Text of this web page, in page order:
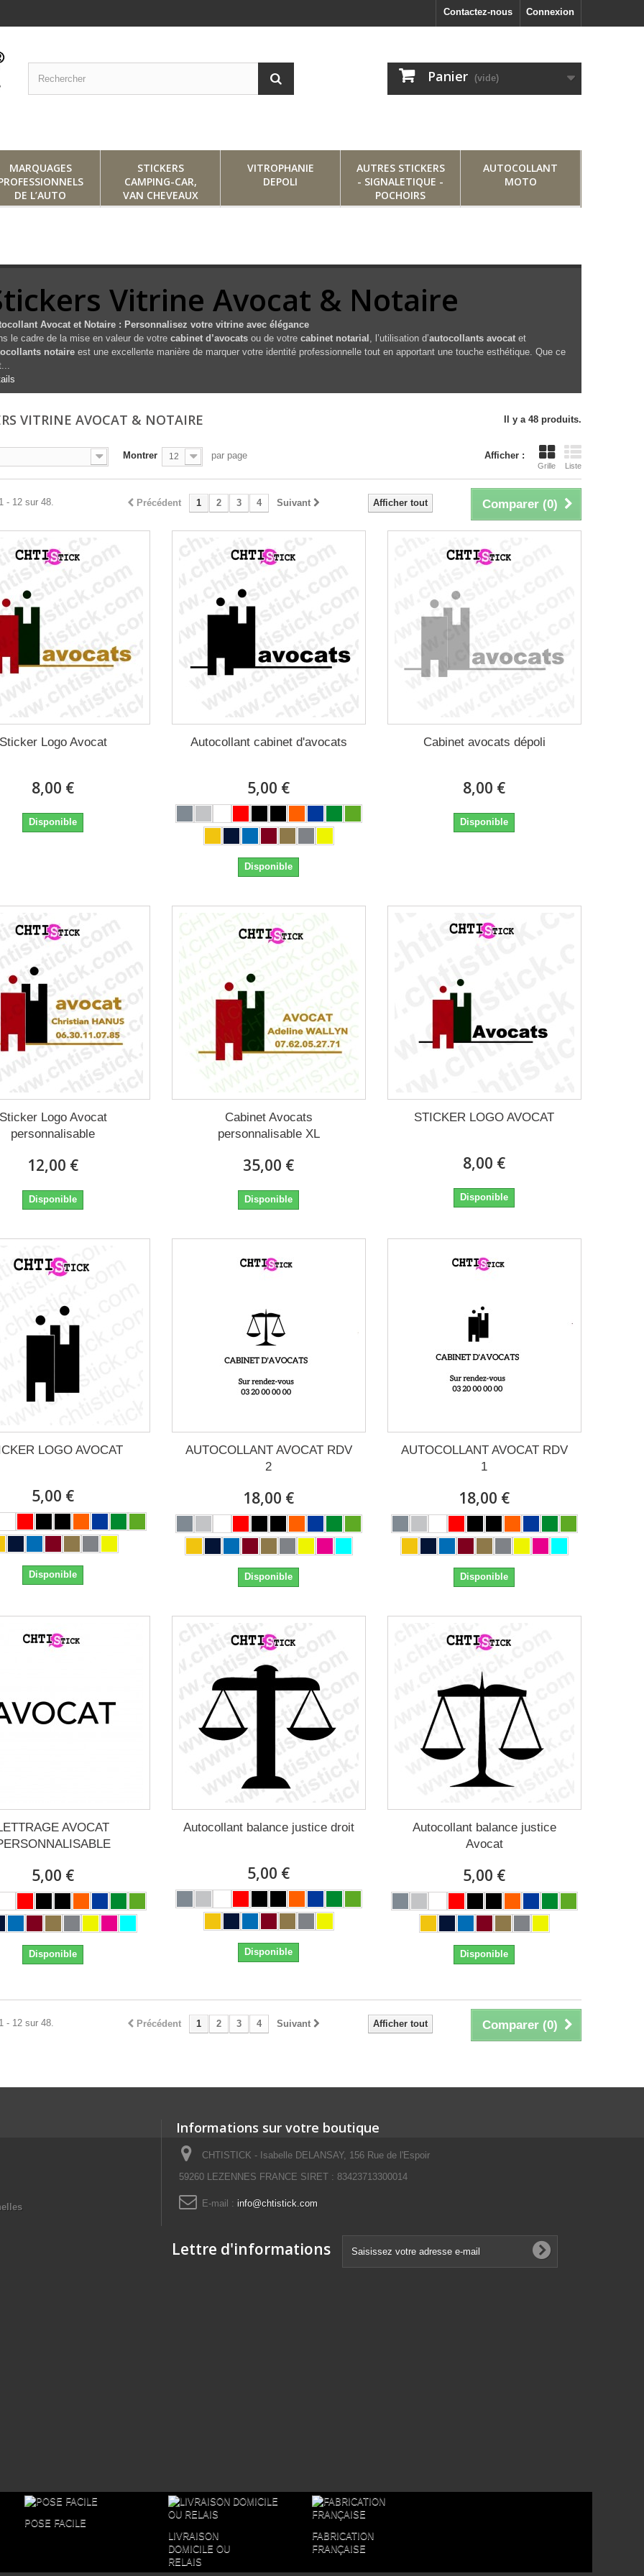
Connexion
Contactez-nous
Panier (vide)
MARQUAGES
DE L’AUTO
STICKERS
CAMPING-CAR,
VAN CHEVEAUX
VITROPHANIE
DEPOLI
AUTRES STICKERS
- SIGNALETIQUE -
POCHOIRS
AUTOCOLLANT
MOTO
Vitrine Avocat & Notaire
Avocat et Notaire : Personnalisez votre vitrine avec élégance
le cadre de la mise en valeur de votre cabinet d’avocats ou de votre cabinet notarial , l’utilisation d’autocollants avocat et
notaire est une excellente manière de marquer votre identité professionnelle tout en apportant une touche esthétique. Que ce
VITRINE AVOCAT & NOTAIRE Il y a 48 produits.
Afficher :
Grille Liste
Montrer 12 par page
Comparer (0)
Afficher tout
Précédent 1 2 3 4 Suivant
- 12 sur 48.
Logo Avocat
8,00 €
Disponible
Autocollant cabinet d'avocats
5,00 €
Disponible
Cabinet avocats dépoli
8,00 €
Disponible
Logo Avocat
personnalisable
12,00 €
Disponible
Cabinet Avocats
personnalisable XL
35,00 €
Disponible
STICKER LOGO AVOCAT
8,00 €
Disponible
LOGO AVOCAT
5,00 €
Disponible
AUTOCOLLANT AVOCAT RDV
2
18,00 €
Disponible
AUTOCOLLANT AVOCAT RDV
1
18,00 €
Disponible
AVOCAT
5,00 €
Disponible
Autocollant balance justice droit
5,00 €
Disponible
Autocollant balance justice
Avocat
5,00 €
Disponible
Comparer (0)
Afficher tout
Précédent 1 2 3 4 Suivant
- 12 sur 48.
Informations sur votre boutique
CHTISTICK - Isabelle DELANSAY, 156 Rue de l'Espoir
59260 LEZENNES FRANCE SIRET : 83423713300014
E-mail : info@chtistick.com
Lettre d'informations
POSE FACILE
LIVRAISON
DOMICILE OU
RELAIS
FABRICATION
FRANÇAISE